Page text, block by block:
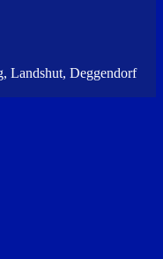
Landshut, Deggendorf